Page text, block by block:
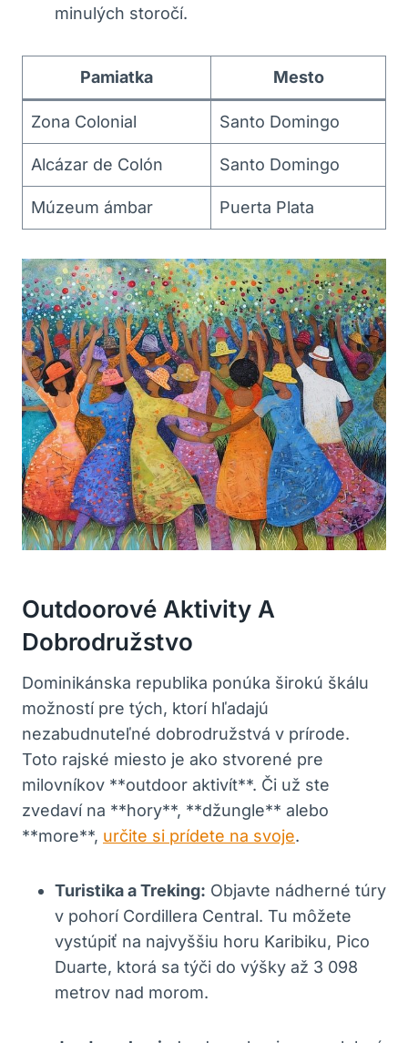
minulých storočí.
Pamiatka Mesto
Zona Colonial Santo Domingo
Alcázar de Colón Santo Domingo
Múzeum ámbar Puerta Plata
Outdoorové Aktivity A
Dobrodružstvo
Dominikánska republika ponúka širokú škálu
možností pre tých, ktorí hľadajú
nezabudnuteľné dobrodružstvá v prírode.
Toto rajské miesto je ako stvorené pre
milovníkov **outdoor aktivít**. Či už ste
zvedaví na **hory**, **džungle** alebo
**more**, určite si prídete na svoje.
Turistika a Treking: Objavte nádherné túry
v pohorí Cordillera Central. Tu môžete
vystúpiť na najvyššiu horu Karibiku, Pico
Duarte, ktorá sa týči do výšky až 3 098
metrov nad morom.